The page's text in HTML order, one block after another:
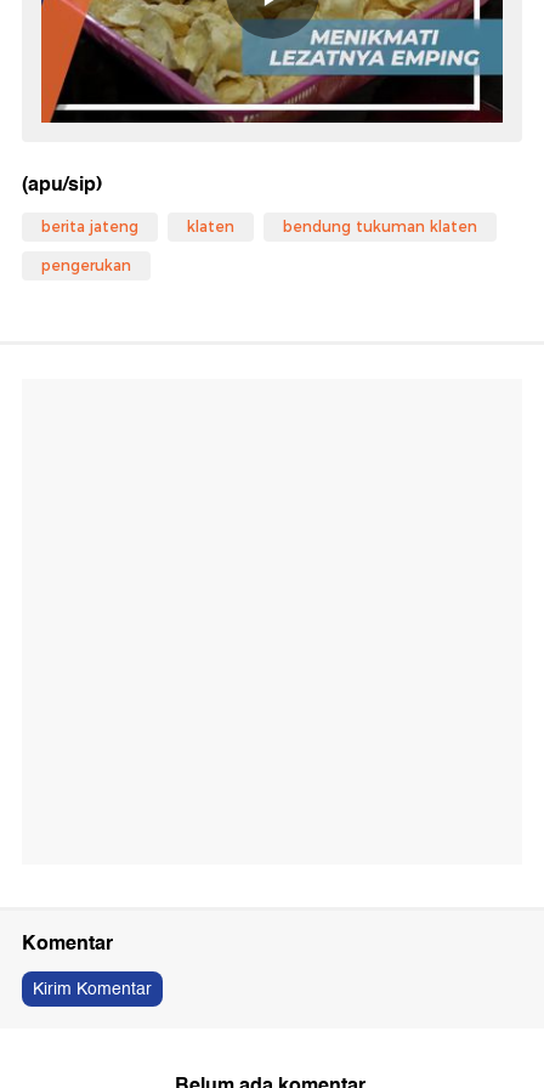
(apu/sip)
berita jateng klaten bendung tukuman klaten
pengerukan
Komentar
Kirim Komentar